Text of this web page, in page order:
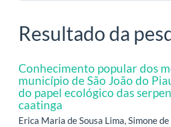
Resultado da
Conhecimento popular dos
município de São João do
do papel ecológico das
caatinga
Erica Maria de Sousa Lima, Simone